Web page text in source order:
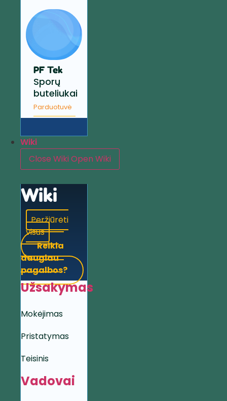
PF Tek
Sporų
buteliukai
Parduotuvė
Wiki
Close WikiOpen Wiki
Wiki
Peržiūrėti
visus
Reikia
daugiau
pagalbos?
Užsakymas
Mokėjimas
Pristatymas
Teisinis
Vadovai